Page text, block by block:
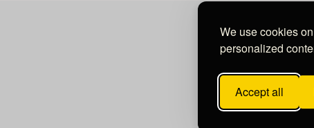
We use cookies
personalized
Accept all